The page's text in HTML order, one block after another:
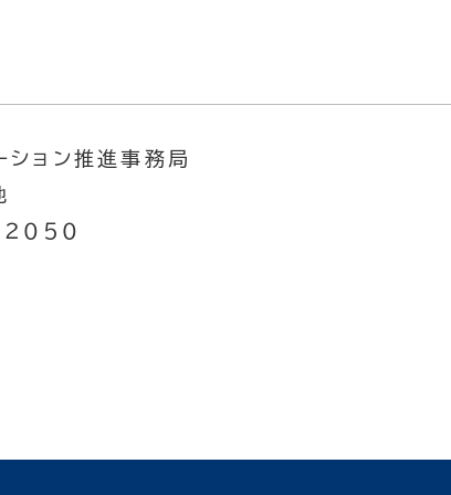
ション推進事務局
０５０